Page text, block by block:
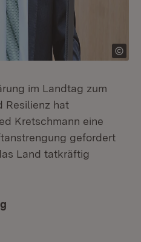
im Landtag zum
Resilienz hat
Kretschmann eine
gefordert
Land tatkräftig